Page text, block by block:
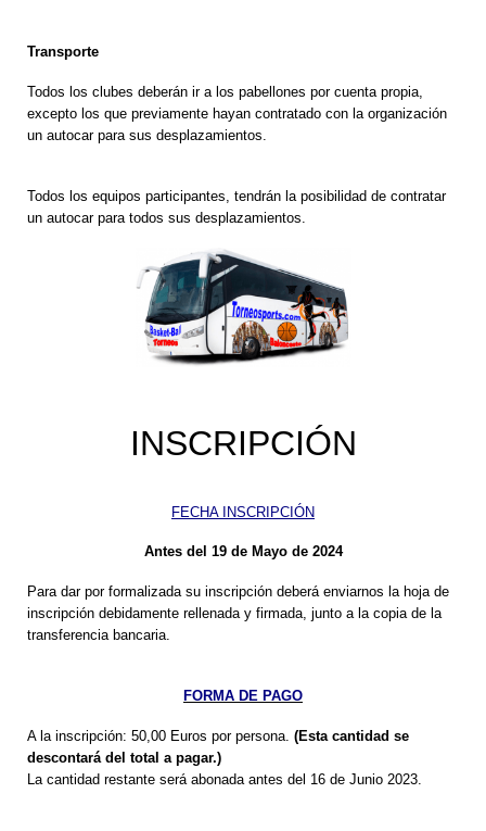
Transporte
Todos los clubes deberán ir a los pabellones por cuenta propia,
excepto los que previamente hayan contratado con la organización
un autocar para sus desplazamientos.
Todos los equipos participantes, tendrán la posibilidad de contratar
un autocar para todos sus desplazamientos.
INSCRIPCIÓN
FECHA INSCRIPCIÓN
Antes del 19 de Mayo de 2024
Para dar por formalizada su inscripción deberá enviarnos la hoja de
inscripción debidamente rellenada y firmada, junto a la copia de la
transferencia bancaria.
FORMA DE PAGO
A la inscripción: 50,00 Euros por persona. (Esta cantidad se
descontará del total a pagar.)
La cantidad restante será abonada antes del 16 de Junio 2023.